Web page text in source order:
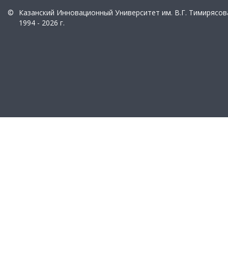
©
Казанский Инновационный Университет им. В.Г.
1994 - 2026 г.